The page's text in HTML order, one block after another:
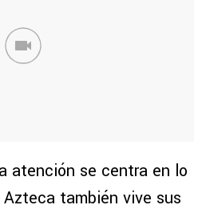
atención se centra en lo
también vive sus